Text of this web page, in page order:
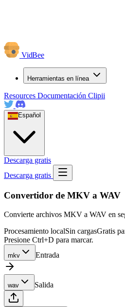
VidBee
Herramientas en línea
Resources Documentación Clipii
Español
Descarga gratis
Descarga gratis
Convertidor de MKV a WAV
Convierte archivos MKV a WAV en
Procesamiento localSin cargasGratis
Presione Ctrl+D para marcar.
mkv Entrada
wav Salida